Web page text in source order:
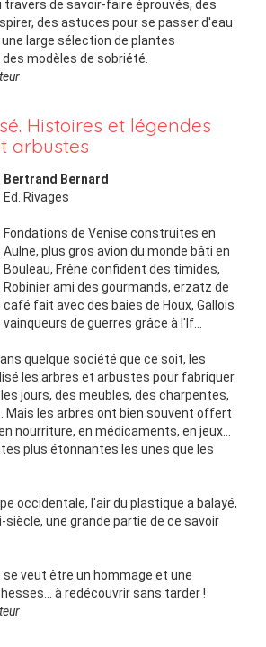
travers de savoir-faire éprouvés, des
des astuces pour se passer d'eau
large sélection de plantes
modèles de sobriété.
Histoires et légendes
arbustes
Bertrand Bernard
Ed.
Rivages
Fondations de Venise construites en
Aulne, plus gros avion du monde bâti en
Bouleau, Frêne confident des timides,
Robinier ami des gourmands, erzatz de
café fait avec des baies de Houx, Gallois
vainqueurs de guerres grâce à l'If...
quelque société que ce soit, les
les arbres et arbustes pour fabriquer
jours, des meubles, des charpentes,
Mais les arbres ont bien souvent offert
nourriture, en médicaments, en jeux...
plus étonnantes les unes que les
occidentale, l'air du plastique a balayé,
siècle, une grande partie de ce savoir
se veut être un hommage et une
à redécouvrir sans tarder !